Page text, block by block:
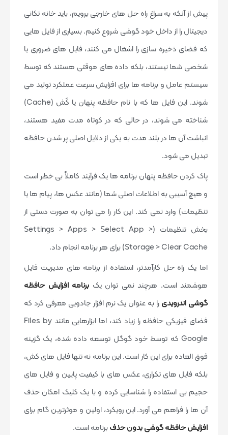
پیش از آنکه به سراغ راه حل های خارجی برویم، باید خانه تکانی
دیجیتال را از داخل خود گوشی شروع کنیم. بسیاری از فایل هایی
که فضای ذخیره سازی را اشغال می کنند، فایل های ضروری یا
شخصی شما نیستند، بلکه داده های موقتی هستند که توسط
سیستم عامل و برنامه ها برای افزایش سرعت عملکرد تولید می
شوند. این فایل ها که با نام حافظه پنهان یا کَش (Cache)
شناخته می شوند، در حالی که در کوتاه مدت مفید هستند،
انباشت آن ها در بلند مدت به یکی از دلایل اصلی پر شدن حافظه
تبدیل می شود.
پاک کردن حافظه پنهان برنامه ها یک فرآیند کاملاً بی خطر است
و هیچ آسیبی به اطلاعات اصلی شما (مانند عکس ها، پیام ها یا
تنظیمات) وارد نمی کند. این کار را می توان به صورت دستی از
بخش تنظیمات (Settings > Apps > Select App >
Storage > Clear Cache) برای هر برنامه انجام داد.
اما یک راه حل کارآمدتر، استفاده از برنامه های مدیریت فایل
هوشمند است. هرچند نمی توان یک برنامه افزایش حافظه
گوشی اندرویدیرا به عنوان یک نرم افزار جادویی معرفی کرد که
فضای فیزیکی حافظه را زیاد کند، اما ابزارهایی مانند Files by
Google که توسط خود گوگل توسعه داده شده، یک گزینه
فوق العاده برای این کار است. این برنامه نه تنها فایل های کش،
بلکه فایل های تکراری، عکس های با کیفیت پایین و فایل های
حجیم بی استفاده را شناسایی کرده و با یک کلیک امکان حذف
آن ها را فراهم می آورد. این رویکرد، اولین و موثرترین گام برای
افزایش حافظه گوشی بدون حذفبرنامه است.